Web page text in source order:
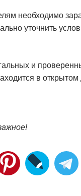
необходимо
уточнить
и
в